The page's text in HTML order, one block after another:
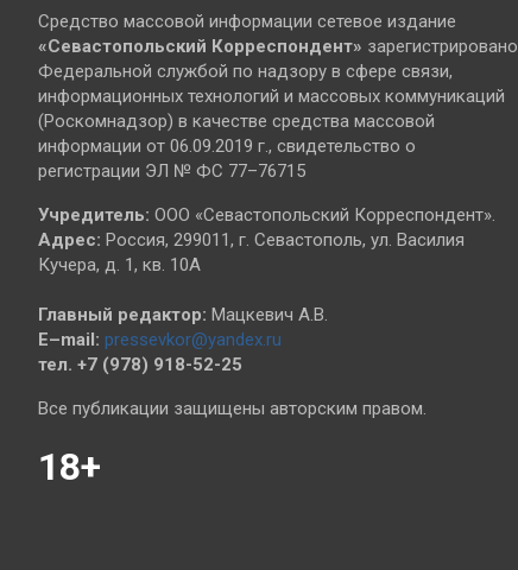
Средство массовой информации сетевое издание
«Севастопольский Корреспондент» зарегистрировано
Федеральной службой по надзору в сфере связи,
информационных технологий и массовых коммуникаций
(Роскомнадзор) в качестве средства массовой
информации от 06.09.2019 г., свидетельство о
регистрации ЭЛ № ФС 77–76715
Учредитель: ООО «Севастопольский Корреспондент».
Адрес: Россия, 299011, г. Севастополь, ул. Василия
Кучера, д. 1, кв. 10А
Главный редактор: Мацкевич А.В.
E–mail: pressevkor@yandex.ru
тел. +7 (978) 918-52-25
Все публикации защищены авторским правом.
18+